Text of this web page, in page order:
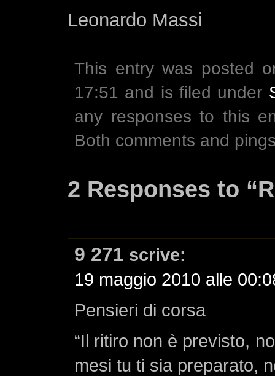
Leonardo Massi
This entry was posted
17:51 and is filed under
any responses to this
Both comments and
2 Responses to
9 271 scrive:
19 maggio 2010 alle
Pensieri di corsa
“Il ritiro non è previsto,
mesi tu ti sia preparato,